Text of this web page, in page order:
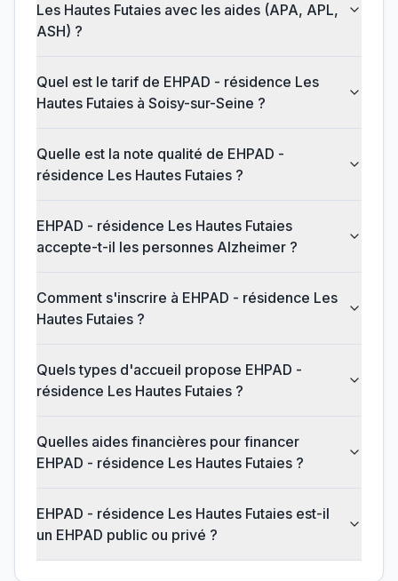
Les Hautes Futaies avec les aides (APA, APL,
ASH) ?
Quel est le tarif de EHPAD - résidence Les
Hautes Futaies à Soisy-sur-Seine ?
Quelle est la note qualité de EHPAD -
résidence Les Hautes Futaies ?
EHPAD - résidence Les Hautes Futaies
accepte-t-il les personnes Alzheimer ?
Comment s'inscrire à EHPAD - résidence Les
Hautes Futaies ?
Quels types d'accueil propose EHPAD -
résidence Les Hautes Futaies ?
Quelles aides financières pour financer
EHPAD - résidence Les Hautes Futaies ?
EHPAD - résidence Les Hautes Futaies est-il
un EHPAD public ou privé ?